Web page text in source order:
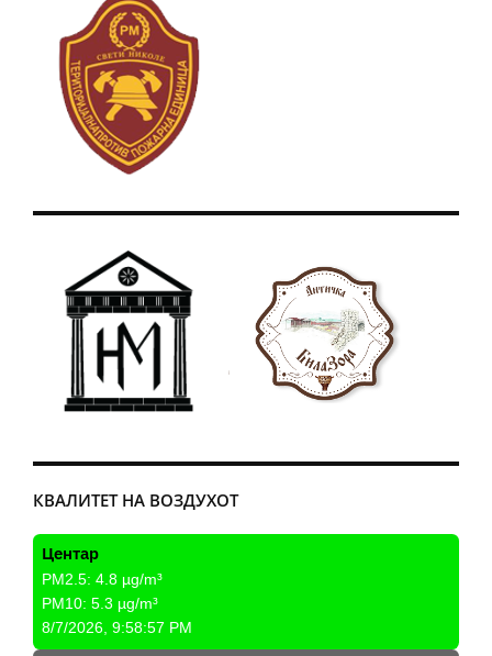
КВАЛИТЕТ НА ВОЗДУХОТ
Центар
PM2.5: 4.8 µg/m³
PM10: 5.3 µg/m³
8/7/2026, 9:58:57 PM